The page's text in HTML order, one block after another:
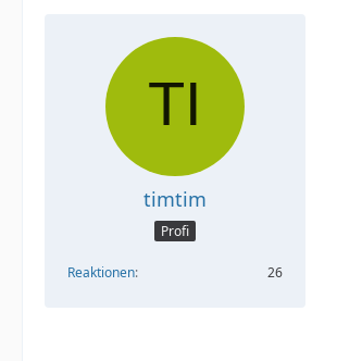
timtim
Profi
Reaktionen 26